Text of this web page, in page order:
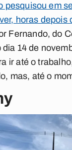
pesquisou em
horas
Fernando, do
14 de
ir até o
mas, até o